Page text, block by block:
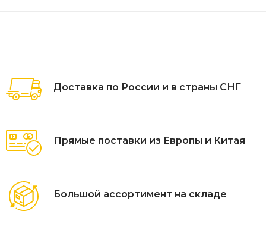
Доставка по России и в страны СНГ
Прямые поставки из Европы и Китая
Большой ассортимент на складе